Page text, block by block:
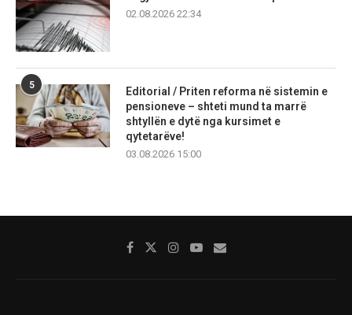
02.08.2026 22:34
5
Editorial / Priten reforma në sistemin e
pensioneve – shteti mund ta marrë
shtyllën e dytë nga kursimet e
qytetarëve!
03.08.2026 15:00